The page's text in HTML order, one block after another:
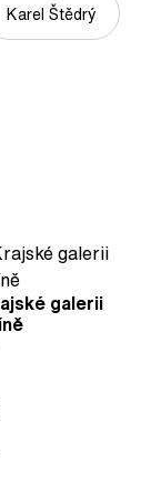
Karel Štědrý
galerii